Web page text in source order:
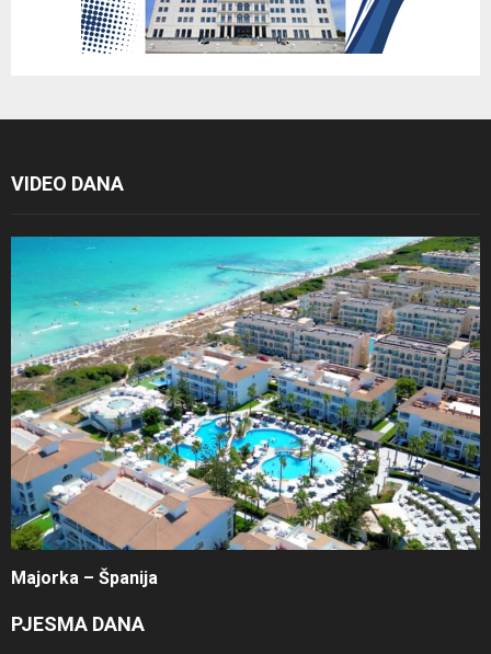
VIDEO DANA
Majorka – Španija
PJESMA DANA